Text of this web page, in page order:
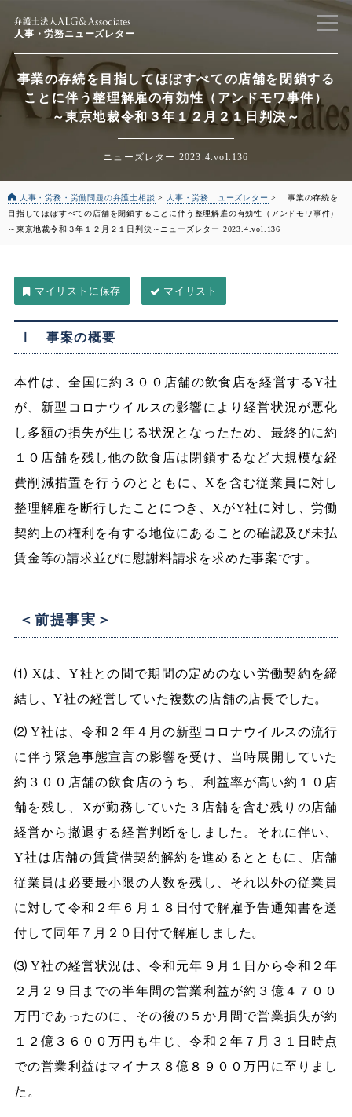
人事・労務ニューズレター
事業の存続を目指してほぼすべての店舗を閉鎖する
ことに伴う整理解雇の有効性（アンドモワ事件）
～東京地裁令和３年１２月２１日判決～
ニューズレター 2023.4.vol.136
人事・労務・労働問題の弁護士相談 > 人事・労務ニューズレター >
事業の存続を
目指してほぼすべての店舗を閉鎖することに伴う整理解雇の有効性（アンドモワ事件）
～東京地裁令和３年１２月２１日判決～ニューズレター 2023.4.vol.136
マイリスト
Ⅰ 事案の概要
本件は、全国に約３００店舗の飲食店を経営するY社
が、新型コロナウイルスの影響により経営状況が悪化
し多額の損失が生じる状況となったため、最終的に約
１０店舗を残し他の飲食店は閉鎖するなど大規模な経
費削減措置を行うのとともに、Xを含む従業員に対し
整理解雇を断行したことにつき、XがY社に対し、労働
契約上の権利を有する地位にあることの確認及び未払
賃金等の請求並びに慰謝料請求を求めた事案です。
＜前提事実＞
⑴ Xは、Y社との間で期間の定めのない労働契約を締
結し、Y社の経営していた複数の店舗の店長でした。
⑵ Y社は、令和２年４月の新型コロナウイルスの流行
に伴う緊急事態宣言の影響を受け、当時展開していた
約３００店舗の飲食店のうち、利益率が高い約１０店
舗を残し、Xが勤務していた３店舗を含む残りの店舗
経営から撤退する経営判断をしました。それに伴い、
Y社は店舗の賃貸借契約解約を進めるとともに、店舗
従業員は必要最小限の人数を残し、それ以外の従業員
に対して令和２年６月１８日付で解雇予告通知書を送
付して同年７月２０日付で解雇しました。
⑶ Y社の経営状況は、令和元年９月１日から令和２年
２月２９日までの半年間の営業利益が約３億４７００
万円であったのに、その後の５か月間で営業損失が約
１２億３６００万円も生じ、令和２年７月３１日時点
での営業利益はマイナス８億８９００万円に至りまし
た。